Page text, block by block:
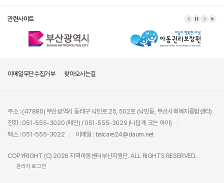
관련사이트
이메일무단수집거부 찾아오시는길
주소 : (47880) 부산광역시 동래구 낙민로 25, 502호 (낙민동, 부산사회복지종합센터)
전화 : 051-555-3020 (메인) / 051-555-3029 (나답게 크는 아이)
팩스 : 051-555-3022
이메일 : bsicare24@daum.net
COPYRIGHT (C) 2026 지역아동센터부산지원단. ALL RIGHTS RESERVED.
관리자 로그인